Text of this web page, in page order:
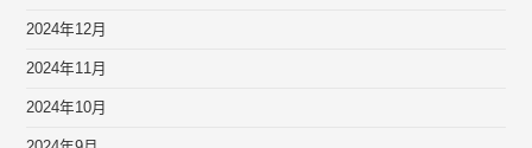
2024年12月
2024年11月
2024年10月